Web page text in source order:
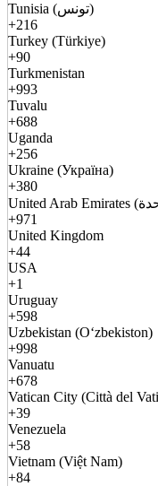
Tunisia (تونس)
+216
Turkey (Türkiye)
+90
Turkmenistan
+993
Tuvalu
+688
Uganda
+256
Ukraine (Україна)
+380
+971
United Kingdom
+44
USA
+1
Uruguay
+598
Uzbekistan (Oʻzbekiston)
+998
Vanuatu
+678
Vatican City (Città del
+39
Venezuela
+58
Vietnam (Việt Nam)
+84